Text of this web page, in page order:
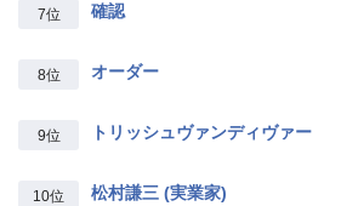
7位 確認
8位 オーダー
9位 トリッシュヴァンディヴァー
10位 松村謙三 (実業家)